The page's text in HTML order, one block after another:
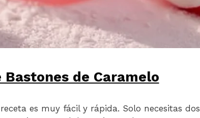
Bastones de Caramelo
es muy fácil y rápida. Solo necesitas dos